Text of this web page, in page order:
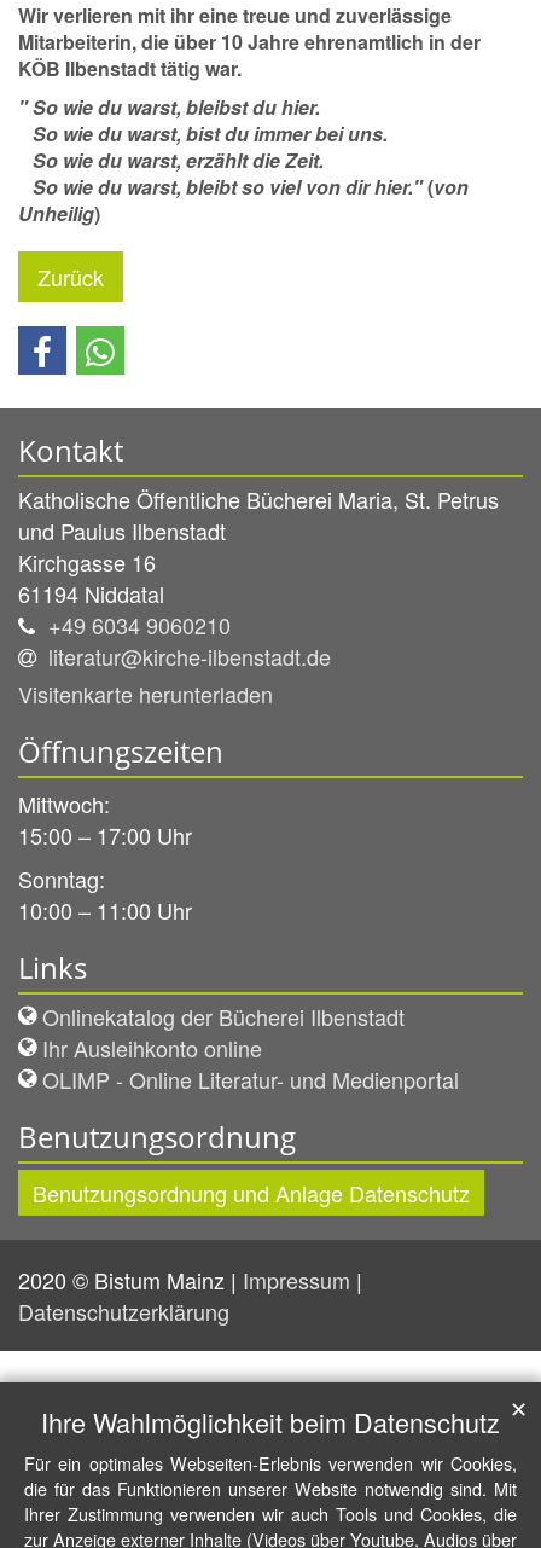
Wir verlieren mit ihr eine treue und zuverlässige
Mitarbeiterin, die über 10 Jahre ehrenamtlich in der
KÖB Ilbenstadt tätig war.
" So wie du warst, bleibst du hier.
So wie du warst, bist du immer bei uns.
So wie du warst, erzählt die Zeit.
So wie du warst, bleibt so viel von dir hier."(von
Unheilig)
Zurück
Kontakt
Katholische Öffentliche Bücherei Maria, St. Petrus
und Paulus Ilbenstadt
Kirchgasse 16
61194 Niddatal
+49 6034 9060210
literatur@kirche-ilbenstadt.de
Visitenkarte herunterladen
Öffnungszeiten
Mittwoch:
15:00 – 17:00 Uhr
Sonntag:
10:00 – 11:00 Uhr
Links
Onlinekatalog der Bücherei Ilbenstadt
Ihr Ausleihkonto online
OLIMP - Online Literatur- und Medienportal
Benutzungsordnung
Benutzungsordnung und Anlage Datenschutz
2020 © Bistum Mainz | Impressum |
Datenschutzerklärung
Ihre Wahlmöglichkeit beim Datenschutz
Für ein optimales Webseiten-Erlebnis verwenden wir Cookies,
die für das Funktionieren unserer Website notwendig sind. Mit
Ihrer Zustimmung verwenden wir auch Tools und Cookies, die
zur Anzeige externer Inhalte (Videos über Youtube, Audios über
✕